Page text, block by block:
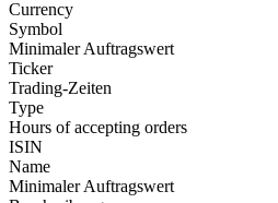
Currency
Symbol
Minimaler Auftragswert
Ticker
Trading-Zeiten
Type
Hours of accepting orders
ISIN
Name
Minimaler Auftragswert